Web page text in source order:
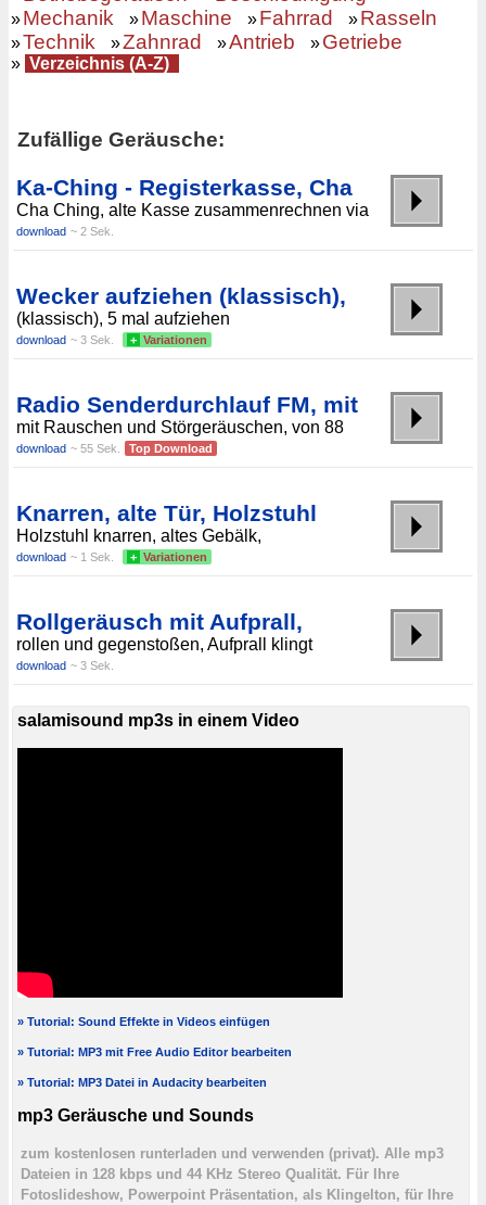
»Mechanik »Maschine »Fahrrad »Rasseln
»Technik »Zahnrad »Antrieb »Getriebe
» Verzeichnis (A-Z)
Zufällige Geräusche:
Ka-Ching - Registerkasse, Cha
Cha Ching, alte Kasse zusammenrechnen via
download ~ 2 Sek.
Wecker aufziehen (klassisch),
(klassisch), 5 mal aufziehen
download ~ 3 Sek. + Variationen
Radio Senderdurchlauf FM, mit
mit Rauschen und Störgeräuschen, von 88
download ~ 55 Sek. Top Download
Knarren, alte Tür, Holzstuhl
Holzstuhl knarren, altes Gebälk,
download ~ 1 Sek. + Variationen
Rollgeräusch mit Aufprall,
rollen und gegenstoßen, Aufprall klingt
download ~ 3 Sek.
salamisound mp3s in einem Video
» Tutorial: Sound Effekte in Videos einfügen
» Tutorial: MP3 mit Free Audio Editor bearbeiten
» Tutorial: MP3 Datei in Audacity bearbeiten
mp3 Geräusche und Sounds
zum kostenlosen runterladen und verwenden (privat). Alle mp3
Dateien in 128 kbps und 44 KHz Stereo Qualität. Für Ihre
Fotoslideshow, Powerpoint Präsentation, als Klingelton, für Ihre